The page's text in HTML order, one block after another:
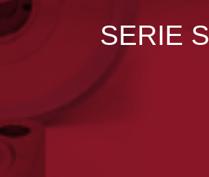
SERIE S